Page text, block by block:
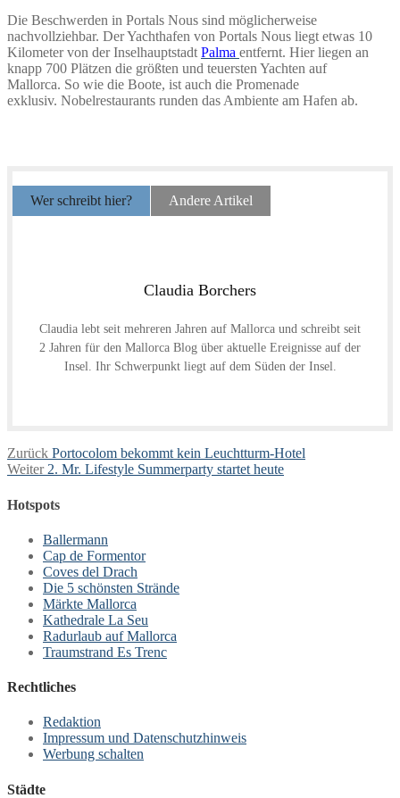
Die Beschwerden in Portals Nous sind möglicherweise
nachvollziehbar. Der Yachthafen von Portals Nous liegt etwas 10
Kilometer von der Inselhauptstadt Palma entfernt. Hier liegen an
knapp 700 Plätzen die größten und teuersten Yachten auf
Mallorca. So wie die Boote, ist auch die Promenade
exklusiv. Nobelrestaurants runden das Ambiente am Hafen ab.
Wer schreibt hier? Andere Artikel
Claudia Borchers
Claudia lebt seit mehreren Jahren auf Mallorca und schreibt seit
2 Jahren für den Mallorca Blog über aktuelle Ereignisse auf der
Insel. Ihr Schwerpunkt liegt auf dem Süden der Insel.
Beitragsnavigation
Zurück Vorheriger
Beitrag:
Portocolom bekommt kein Leuchtturm-Hotel
Weiter Nächster
2. Mr. Lifestyle Summerparty startet heute
Hotspots
Ballermann
Cap de Formentor
Coves del Drach
Die 5 schönsten Strände
Märkte Mallorca
Kathedrale La Seu
Radurlaub auf Mallorca
Traumstrand Es Trenc
Rechtliches
Redaktion
Impressum und Datenschutzhinweis
Werbung schalten
Städte